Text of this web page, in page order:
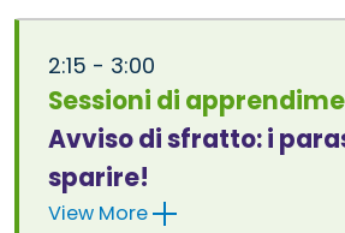
2:15 - 3:00
Sessioni di
Avviso di sfratto: i
sparire!
View More